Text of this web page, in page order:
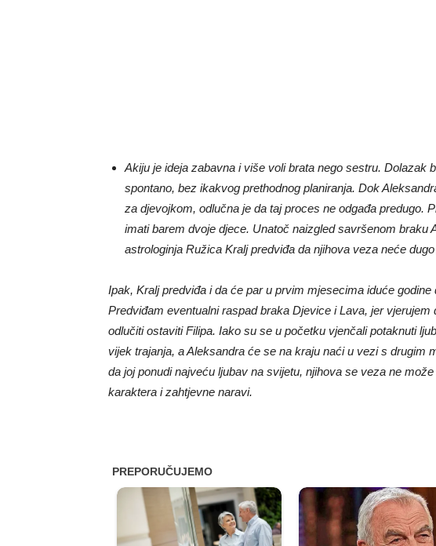
Akiju je ideja zabavna i više voli brata nego sestru. Dolazak
spontano, bez ikakvog prethodnog planiranja. Dok
za djevojkom, odlučna je da taj proces ne odgađa predugo.
imati barem dvoje djece. Unatoč naizgled savršenom braku
astrologinja Ružica Kralj predviđa da njihova veza neće
Ipak, Kralj predviđa i da će par u prvim mjesecima iduće godine
Predviđam eventualni raspad braka Djevice i Lava, jer
odlučiti ostaviti Filipa. Iako su se u početku vjenčali potaknuti
vijek trajanja, a Aleksandra će se na kraju naći u vezi s drugim
da joj ponudi najveću ljubav na svijetu, njihova se veza ne
karaktera i zahtjevne naravi.